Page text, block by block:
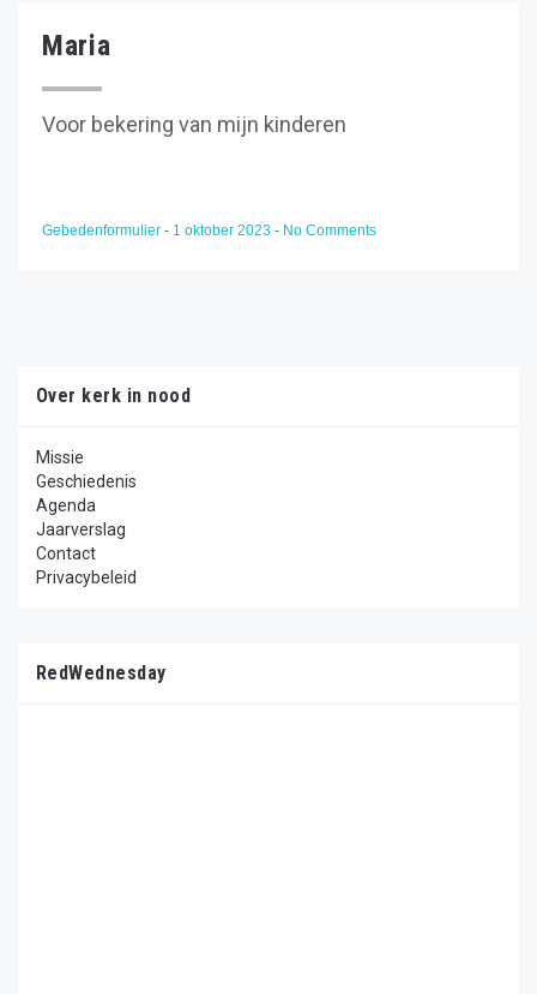
Maria
Voor bekering van mijn kinderen
Gebedenformulier - 1 oktober 2023 - No Comments
Over kerk in nood
Missie
Geschiedenis
Agenda
Jaarverslag
Contact
Privacybeleid
RedWednesday